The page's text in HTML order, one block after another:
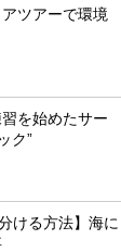
ツアーで環境
を始めたサー
ク”
ける方法】海に